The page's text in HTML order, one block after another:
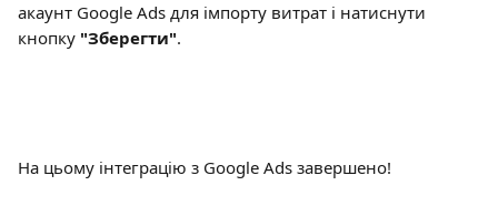
акаунт Google Ads для імпорту витрат і натиснути
кнопку "Зберегти".
На цьому інтеграцію з Google Ads завершено!